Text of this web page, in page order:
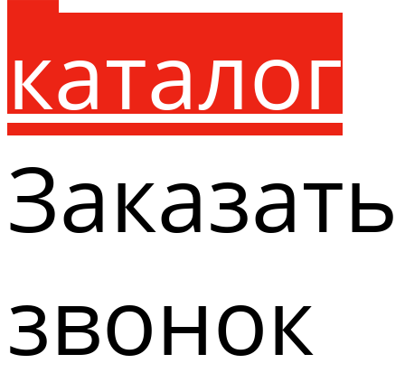
каталог
Заказать
звонок